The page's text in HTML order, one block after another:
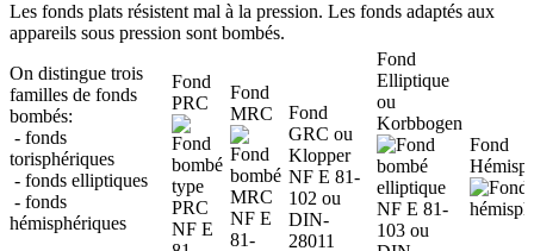
Les fonds plats résistent mal à la pression. Les fonds adaptés aux
appareils sous pression sont bombés.
Fond
PRC
NF E
Fond
MRC
NF E
81-
Fond
GRC ou
Klopper
NF E 81-
102 ou
DIN-
28011
Fond
Elliptique
ou
Korbbogen
NF E 81-
103 ou
Fond
On distingue trois
familles de fonds
bombés:
- fonds
torisphériques
- fonds elliptiques
- fonds
hémisphériques